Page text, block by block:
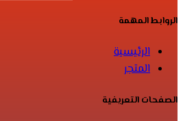
الروابط المهمة
الرئيسية
المتجر
الصفحات التعريفية